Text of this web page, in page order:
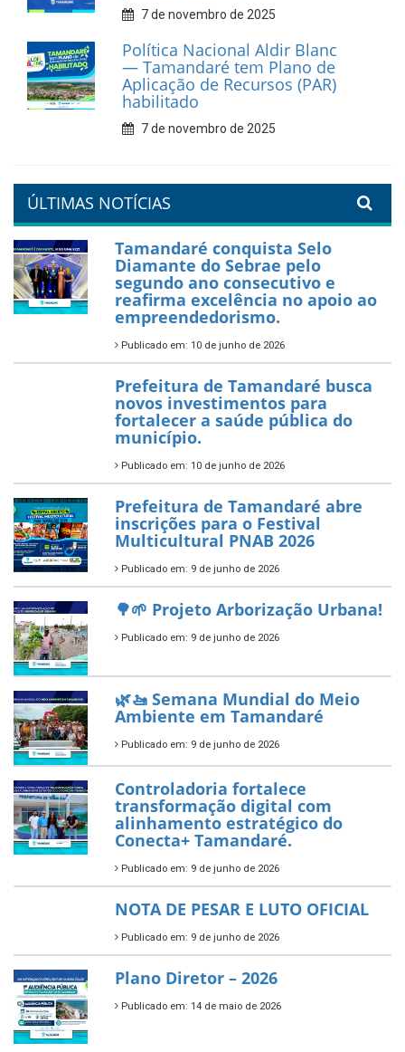
7 de novembro de 2025
Política Nacional Aldir Blanc
— Tamandaré tem Plano de
Aplicação de Recursos (PAR)
habilitado
7 de novembro de 2025
ÚLTIMAS NOTÍCIAS
Tamandaré conquista Selo
Diamante do Sebrae pelo
segundo ano consecutivo e
reafirma excelência no apoio ao
empreendedorismo.
Publicado em: 10 de junho de 2026
Prefeitura de Tamandaré busca
novos investimentos para
fortalecer a saúde pública do
município.
Publicado em: 10 de junho de 2026
Prefeitura de Tamandaré abre
inscrições para o Festival
Multicultural PNAB 2026
Publicado em: 9 de junho de 2026
🌳🌱 Projeto Arborização Urbana!
Publicado em: 9 de junho de 2026
🌿🚤 Semana Mundial do Meio
Ambiente em Tamandaré
Publicado em: 9 de junho de 2026
Controladoria fortalece
transformação digital com
alinhamento estratégico do
Conecta+ Tamandaré.
Publicado em: 9 de junho de 2026
NOTA DE PESAR E LUTO OFICIAL
Publicado em: 9 de junho de 2026
Plano Diretor – 2026
Publicado em: 14 de maio de 2026